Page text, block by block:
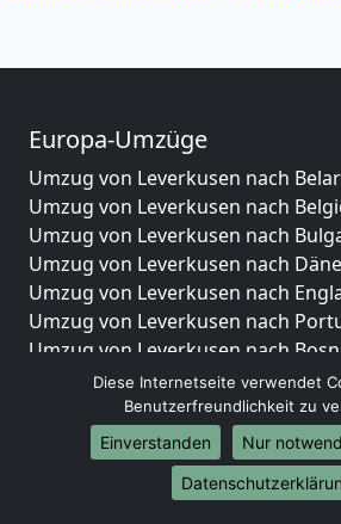
Europa-Umzüge
Umzug von Leverkusen nach
Umzug von Leverkusen nach
Umzug von Leverkusen nach
Umzug von Leverkusen nach
Umzug von Leverkusen nach
Umzug von Leverkusen nach
Umzug von Leverkusen nach
und Herzegowina
Umzug von Leverkusen nach
Umzug von Leverkusen nach
Umzug von Leverkusen nach
Umzug von Leverkusen nach
Diese Internetseite verwendet
Benutzerfreundlichkeit zu
Einverstanden
Nur